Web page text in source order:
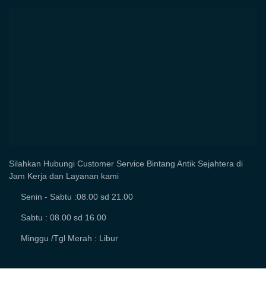
Silahkan Hubungi Customer Service Bintang Antik Sejahtera di
Jam Kerja dan Layanan kami
Senin - Sabtu :08.00 sd 21.00
Sabtu : 08.00 sd 16.00
Minggu /Tgl Merah : Libur